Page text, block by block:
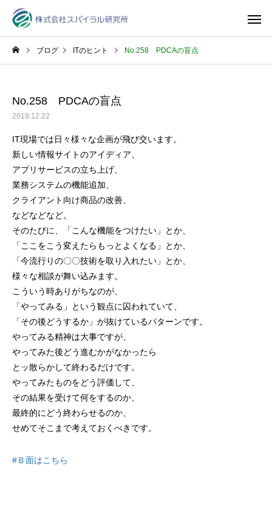
ブログ ITのヒント No.258 PDCAの盲点
No.258 PDCAの盲点
2019.12.22
IT現場では日々様々な企画が飛び交います。
新しい情報サイトのアイディア、
アプリサービスの立ち上げ、
業務システムの機能追加、
クライアント向け商品の改善、
などなどなど。
そのたびに、「こんな機能をつけたい」とか、
「ここをこう変えたらもっとよくなる」とか、
「今流行りの〇〇技術を取り入れたい」とか、
様々な相談が舞い込みます。
こういう時ありがちなのが、
「やってみる」という観点に囚われていて、
「その後どうするか」が抜けているパターンです。
やってみる精神は大事ですが、
やってみた後どう進むかがなかったら
とッ散らかして終わるだけです。
やってみたものをどう評価して、
その結果を受けて何をするのか、
最終的にどう終わらせるのか、
せめてそこまで考えておくべきです。
#Ｂ面はこちら